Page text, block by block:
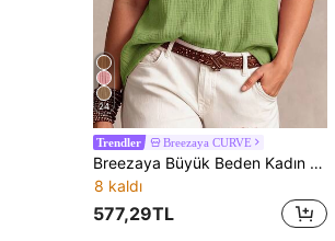
24
Trendler Breezaya CURVE
Breezaya Büyük Beden Kadın Düz Renk Günlük Kullanım İçin Çok Yönlü Kısa Kollu Tişört
8 kaldı
577,29TL